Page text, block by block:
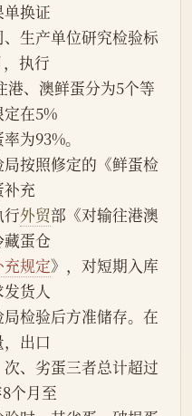
换证
生产单位研究检验标
执行
港、澳鲜蛋分为5个等
在5%
为93%。
充
外贸部《对输往港澳
蛋仓
充规定》，对短期入库
货人
检验后方准储存。在
出口
、劣蛋三者总计超过
个月至